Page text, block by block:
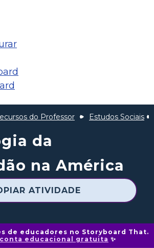
do Professor Estudos Sociais
da
na América
ATIVIDADE
de educadores no Storyboard That.
conta educacional gratuita ✨